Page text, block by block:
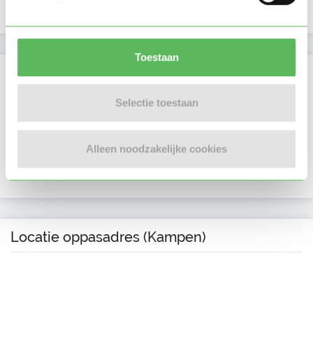
Toestaan
Selectie toestaan
Alleen noodzakelijke cookies
20-04-2026
Verificaties
E-mailadres is geverifieerd
Google is gekoppeld
Locatie oppasadres (Kampen)